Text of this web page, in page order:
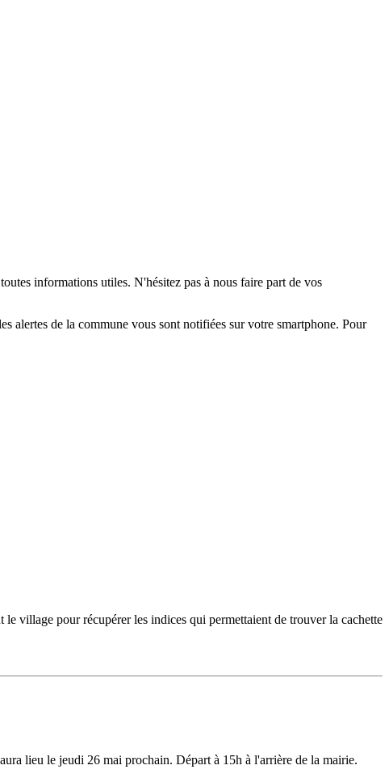
informations utiles. N'hésitez pas à nous faire part de vos
alertes de la commune vous sont notifiées sur votre smartphone. Pour
village pour récupérer les indices qui permettaient de trouver la cachette
lieu le jeudi 26 mai prochain. Départ à 15h à l'arrière de la mairie.